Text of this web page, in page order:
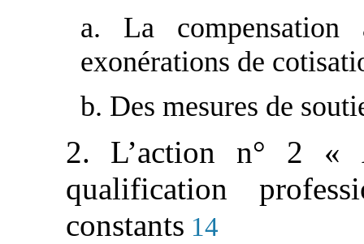
a. La compensation
exonérations de
b. Des mesures de
2. L’action n° 2 «
qualification
constants 14